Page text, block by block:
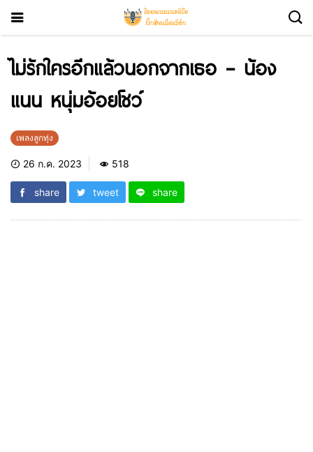
ไม่รักใครอีกแล้วนอกจากเธอ – น้อง
แนน หนุ่มอ้อยโชว์
เพลงลูกทุ่ง
26 ก.ค. 2023 518
share tweet share